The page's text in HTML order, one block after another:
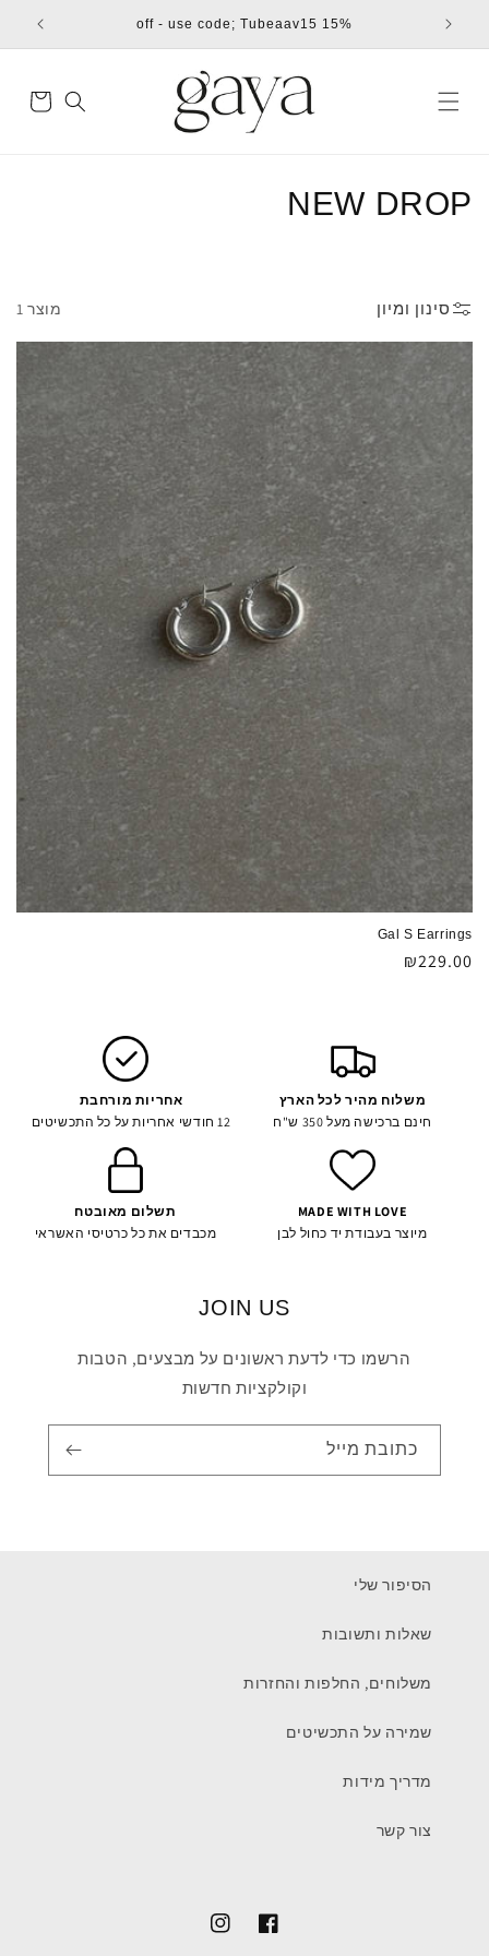
דילוג
לתוכן
15% off - use code; Tubeaav15
קניות
ק
ה
:
NEW DROP
סינון ומיון מוצר 1
Gal S Earrings
מחיר
₪229.00
משלוח מהיר לכל הארץ
חינם ברכישה מעל 350 ש"ח
אחריות מורחבת
12 חודשי אחריות על כל התכשיטים
MADE WITH LOVE
מיוצר בעבודת יד כחול לבן
תשלום מאובטח
מכבדים את כל כרטיסי האשראי
JOIN US
הרשמו כדי לדעת ראשונים על מבצעים, הטבות
וקולקציות חדשות
כתובת מייל
הסיפור שלי
שאלות ותשובות
משלוחים, החלפות והחזרות
שמירה על התכשיטים
מדריך מידות
צור קשר
Facebook
Instagram